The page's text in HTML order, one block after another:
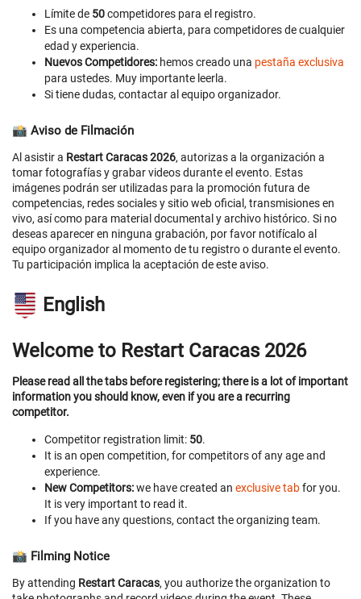
Límite de 50competidores para el registro.
Es una competencia abierta, para competidores de cualquier
edad y experiencia.
Nuevos Competidores: hemos creado una pestaña exclusiva
para ustedes. Muy importante leerla.
Si tiene dudas, contactar al equipo organizador.
📸 Aviso de Filmación
Al asistir a Restart Caracas 2026, autorizas a la organización a
tomar fotografías y grabar videos durante el evento. Estas
imágenes podrán ser utilizadas para la promoción futura de
competencias, redes sociales y sitio web oficial, transmisiones en
vivo, así como para material documental y archivo histórico. Si no
deseas aparecer en ninguna grabación, por favor notifícalo al
equipo organizador al momento de tu registro o durante el evento.
Tu participación implica la aceptación de este aviso.
English
Welcome to Restart Caracas 2026
Please read all the tabs before registering; there is a lot of important
information you should know, even if you are a recurring
competitor.
Competitor registration limit: 50.
It is an open competition, for competitors of any age and
experience.
New Competitors:we have created an exclusive tabfor you.
It is very important to read it.
If you have any questions, contact the organizing team.
📸 Filming Notice
By attending Restart Caracas, you authorize the organization to